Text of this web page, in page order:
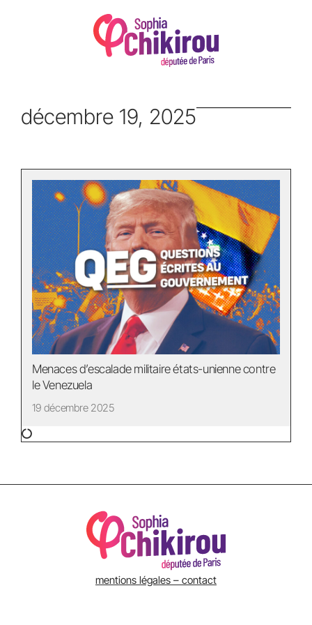
décembre 19, 2025
Menaces d’escalade militaire états-unienne contre
le Venezuela
19 décembre 2025
mentions légales – contact